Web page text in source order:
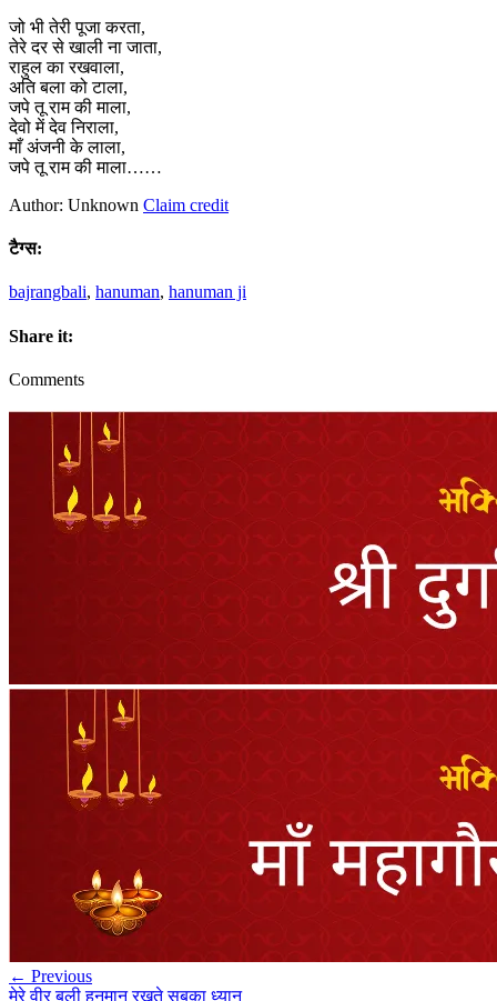
जो भी तेरी पूजा करता,
तेरे दर से खाली ना जाता,
राहुल का रखवाला,
अति बला को टाला,
जपे तू राम की माला,
देवो में देव निराला,
माँ अंजनी के लाला,
जपे तू राम की माला……
Author: Unknown Claim credit
टैग्स:
bajrangbali, hanuman, hanuman ji
Share it:
Comments
← Previous
मेरे वीर बली हनुमान रखते सबका ध्यान